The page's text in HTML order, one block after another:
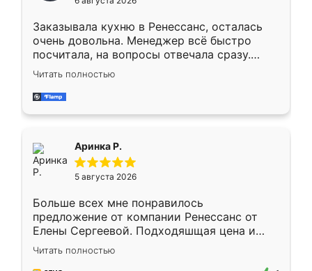
мебели буду заказывать только здесь.
Заказывала кухню в Ренессанс, осталась
очень довольна. Менеджер всё быстро
посчитала, на вопросы отвечала сразу.
Замерщик приехал в субботу, подошёл к
делу со всей ответственностью. Собрали
за день, ребята работали аккуратно, даже
Читать полностью
Аринка Р.
5 августа 2026
Больше всех мне понравилось
предложение от компании Ренессанс от
Елены Сергеевой. Подходяшщая цена и
короткие сроки изготовления. Приехавший
для замера сотрудник Владислав
Читать полностью